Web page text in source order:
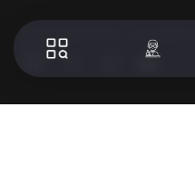
© 2024 WorldTurk. Tüm Hakları
Volion's